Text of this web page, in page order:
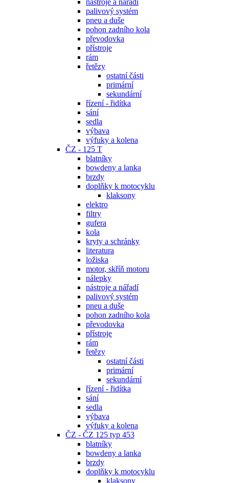
palivový systém
pneu a duše
pohon zadního kola
převodovka
přístroje
rám
řetězy
ostatní části
primární
sekundární
řízení - řidítka
sání
sedla
výbava
výfuky a kolena
ČZ - 125 T
blatníky
bowdeny a lanka
brzdy
doplňky k motocyklu
klaksony
elektro
filtry
gufera
kola
kryty a schránky
literatura
ložiska
motor, skříň motoru
nálepky
nástroje a nářadí
palivový systém
pneu a duše
pohon zadního kola
převodovka
přístroje
rám
řetězy
ostatní části
primární
sekundární
řízení - řidítka
sání
sedla
výbava
výfuky a kolena
ČZ - ČZ 125 typ 453
blatníky
bowdeny a lanka
brzdy
doplňky k motocyklu
klaksony